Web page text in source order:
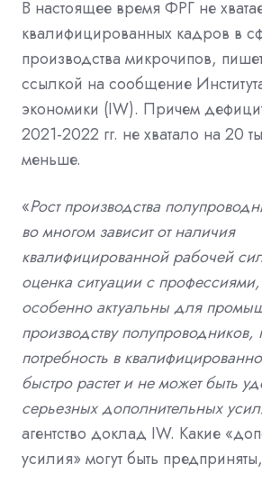
В настоящее время ФРГ не
квалифицированных кадров в
производства микрочипов,
ссылкой на сообщение
экономики (IW). Причем
2021-2022 гг. не хватало на 20
меньше.
«Рост производства
во многом зависит от наличия
квалифицированной рабочей
оценка ситуации с
особенно актуальны для
производству полупроводников,
потребность в
быстро растет и не может быть
серьезных дополнительных
агентство доклад IW. Какие
усилия» могут быть